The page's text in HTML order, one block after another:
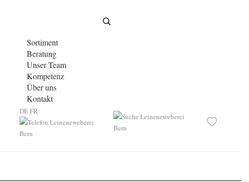
Sortiment
Beratung
Unser Team
Kompetenz
Über uns
Kontakt
DEFR